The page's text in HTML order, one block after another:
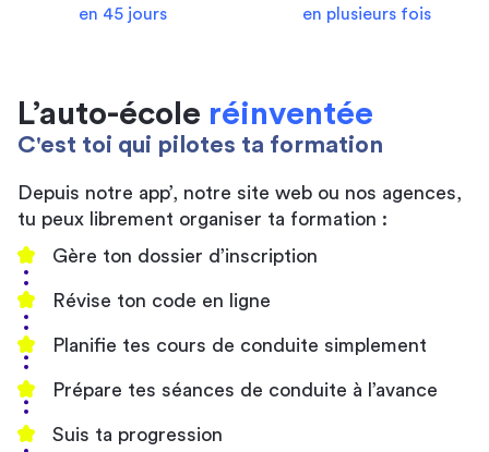
en 45 jours
en plusieurs fois
L’auto-école réinventée
C'est toi qui pilotes ta formation
Depuis notre app’, notre site web ou nos agences,
tu peux librement organiser ta formation :
Gère ton dossier d’inscription
Révise ton code en ligne
Planifie tes cours de conduite simplement
Prépare tes séances de conduite à l’avance
Suis ta progression